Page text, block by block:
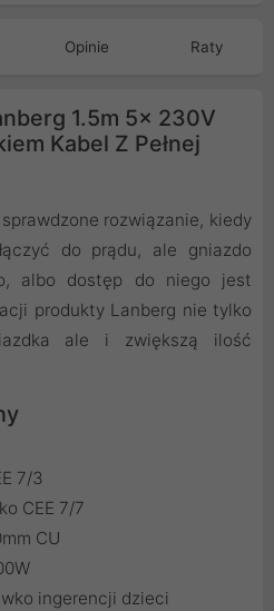
Opinie Raty
1.5m 5x 230V
Kabel Z Pełnej
rozwiązanie, kiedy
do prądu, ale gniazdo
albo dostęp do niego jest
produkty Lanberg nie tylko
ale i zwiększą ilość
7/3
CEE 7/7
CU
ingerencji dzieci